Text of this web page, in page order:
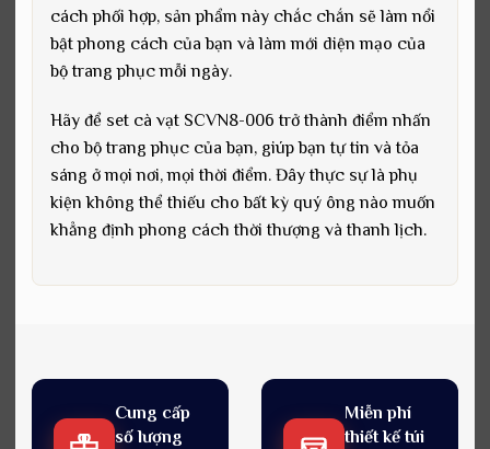
cách phối hợp, sản phẩm này chắc chắn sẽ làm nổi
bật phong cách của bạn và làm mới diện mạo của
bộ trang phục mỗi ngày.
Hãy để set cà vạt SCVN8-006 trở thành điểm nhấn
cho bộ trang phục của bạn, giúp bạn tự tin và tỏa
sáng ở mọi nơi, mọi thời điểm. Đây thực sự là phụ
kiện không thể thiếu cho bất kỳ quý ông nào muốn
khẳng định phong cách thời thượng và thanh lịch.
Cung cấp
số lượng
Miễn phí
thiết kế túi